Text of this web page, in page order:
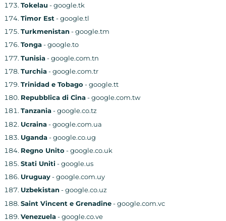
Tokelau - google.tk
Timor Est - google.tl
Turkmenistan - google.tm
Tonga- google.to
Tunisia- google.com.tn
Turchia- google.com.tr
Trinidad e Tobago - google.tt
Repubblica di Cina- google.com.tw
Tanzania- google.co.tz
Ucraina- google.com.ua
Uganda- google.co.ug
Regno Unito - google.co.uk
Stati Uniti- google.us
Uruguay- google.com.uy
Uzbekistan - google.co.uz
Saint Vincent e Grenadine- google.com.vc
Venezuela- google.co.ve